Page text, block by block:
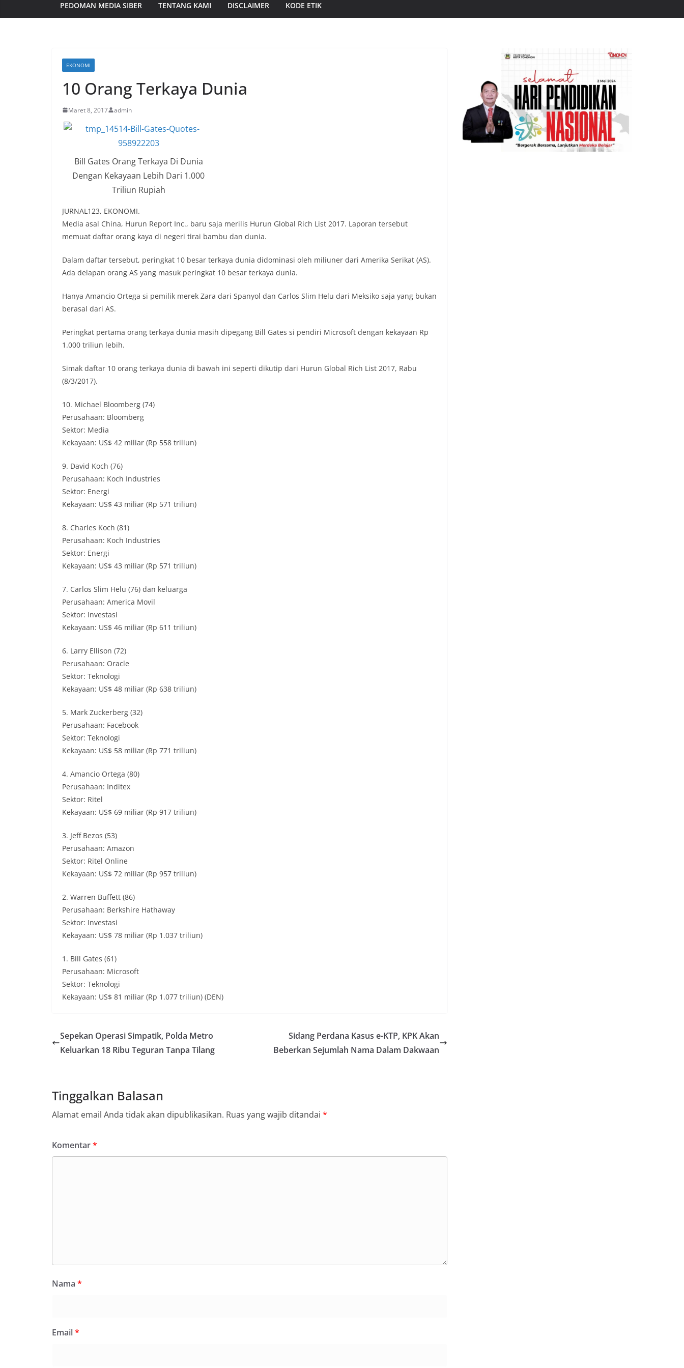
PEDOMAN MEDIA SIBER TENTANG KAMI DISCLAIMER KODE ETIK
EKONOMI
10 Orang Terkaya Dunia
Maret 8, 2017 admin
Bill Gates Orang Terkaya Di Dunia
Dengan Kekayaan Lebih Dari 1.000
Triliun Rupiah
JURNAL123, EKONOMI.
Media asal China, Hurun Report Inc., baru saja merilis Hurun Global Rich List 2017. Laporan tersebut
memuat daftar orang kaya di negeri tirai bambu dan dunia.
Dalam daftar tersebut, peringkat 10 besar terkaya dunia didominasi oleh miliuner dari Amerika Serikat (AS).
Ada delapan orang AS yang masuk peringkat 10 besar terkaya dunia.
Hanya Amancio Ortega si pemilik merek Zara dari Spanyol dan Carlos Slim Helu dari Meksiko saja yang bukan
berasal dari AS.
Peringkat pertama orang terkaya dunia masih dipegang Bill Gates si pendiri Microsoft dengan kekayaan Rp
1.000 triliun lebih.
Simak daftar 10 orang terkaya dunia di bawah ini seperti dikutip dari Hurun Global Rich List 2017, Rabu
(8/3/2017).
10. Michael Bloomberg (74)
Perusahaan: Bloomberg
Sektor: Media
Kekayaan: US$ 42 miliar (Rp 558 triliun)
9. David Koch (76)
Perusahaan: Koch Industries
Sektor: Energi
Kekayaan: US$ 43 miliar (Rp 571 triliun)
8. Charles Koch (81)
Perusahaan: Koch Industries
Sektor: Energi
Kekayaan: US$ 43 miliar (Rp 571 triliun)
7. Carlos Slim Helu (76) dan keluarga
Perusahaan: America Movil
Sektor: Investasi
Kekayaan: US$ 46 miliar (Rp 611 triliun)
6. Larry Ellison (72)
Perusahaan: Oracle
Sektor: Teknologi
Kekayaan: US$ 48 miliar (Rp 638 triliun)
5. Mark Zuckerberg (32)
Perusahaan: Facebook
Sektor: Teknologi
Kekayaan: US$ 58 miliar (Rp 771 triliun)
4. Amancio Ortega (80)
Perusahaan: Inditex
Sektor: Ritel
Kekayaan: US$ 69 miliar (Rp 917 triliun)
3. Jeff Bezos (53)
Perusahaan: Amazon
Sektor: Ritel Online
Kekayaan: US$ 72 miliar (Rp 957 triliun)
2. Warren Buffett (86)
Perusahaan: Berkshire Hathaway
Sektor: Investasi
Kekayaan: US$ 78 miliar (Rp 1.037 triliun)
1. Bill Gates (61)
Perusahaan: Microsoft
Sektor: Teknologi
Kekayaan: US$ 81 miliar (Rp 1.077 triliun) (DEN)
Sepekan Operasi Simpatik, Polda Metro
Keluarkan 18 Ribu Teguran Tanpa Tilang
Sidang Perdana Kasus e-KTP, KPK Akan
Beberkan Sejumlah Nama Dalam Dakwaan
Tinggalkan Balasan
Alamat email Anda tidak akan dipublikasikan. Ruas yang wajib ditandai *
Komentar*
Nama *
Email*